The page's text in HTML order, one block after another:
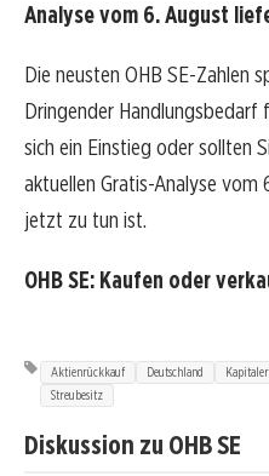
Analyse vom 6. August
Die neusten OHB SE-Zahlen
Dringender Handlungsbedarf
sich ein Einstieg oder sollten
aktuellen Gratis-Analyse vom
jetzt zu tun ist.
OHB SE: Kaufen oder
Aktienrückkauf Deutschland
Streubesitz
Diskussion zu OHB SE